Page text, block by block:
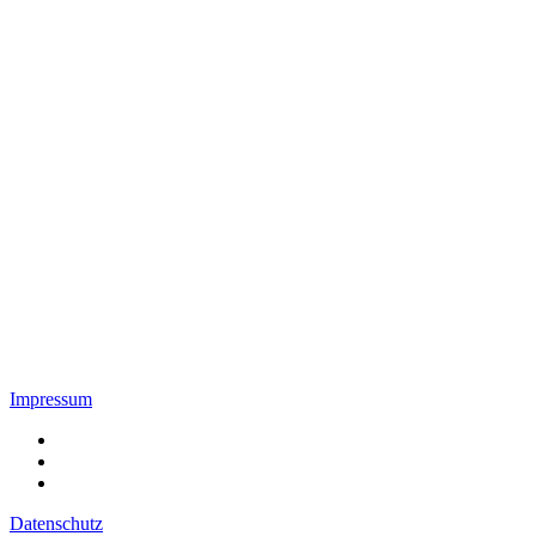
Impressum
Datenschutz